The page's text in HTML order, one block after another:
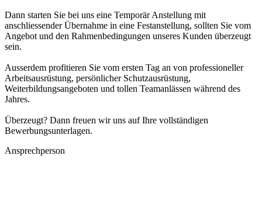
Dann starten Sie bei uns eine Temporär Anstellung mit
anschliessender Übernahme in eine Festanstellung, sollten Sie vom
Angebot und den Rahmenbedingungen unseres Kunden überzeugt
sein.
Ausserdem profitieren Sie vom ersten Tag an von professioneller
Arbeitsausrüstung, persönlicher Schutzausrüstung,
Weiterbildungsangeboten und tollen Teamanlässen während des
Jahres.
Überzeugt? Dann freuen wir uns auf Ihre vollständigen
Bewerbungsunterlagen.
Ansprechperson